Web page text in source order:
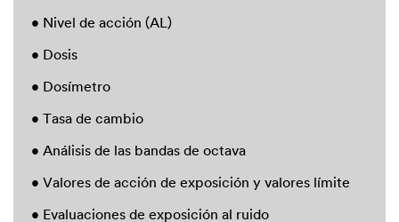
• Nivel de acción (AL)
• Dosis
• Dosímetro
• Tasa de cambio
• Análisis de las bandas de octava
• Valores de acción de exposición y valores límite
• Evaluaciones de exposición al ruido